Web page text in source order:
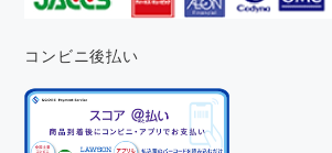
コンビニ後払い